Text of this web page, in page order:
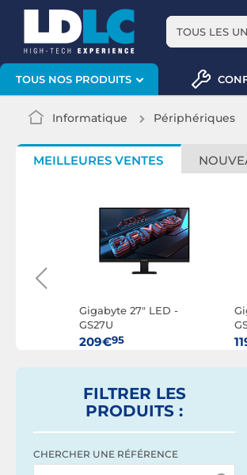
TOUS LES
TOUS NOS PRODUITS
Informatique Périphériques
MEILLEURES VENTES
Gigabyte 27" LED -
GS27U
209€95
FILTRER LES
PRODUITS :
CHERCHER UNE RÉFÉRENCE